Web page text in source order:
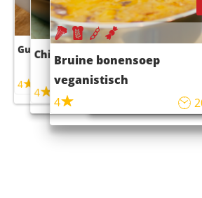
Guacamole
4
Chili con carne
4
Bruine bonensoep
veganistisch
4
Sushi rijstsalade
maaltijdsalade
4